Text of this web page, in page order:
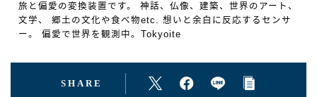
旅と偏愛の変換装置です。 神話、仏像、建築、世界のアート、
文学、 郷土の文化や食べ物etc. 想いと余白に反応するセンサ
ー。 偏愛で世界を観測中。Tokyoite
SHARE